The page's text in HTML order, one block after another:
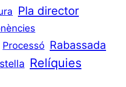
Pla director
Processó Rabassada
Relíquies